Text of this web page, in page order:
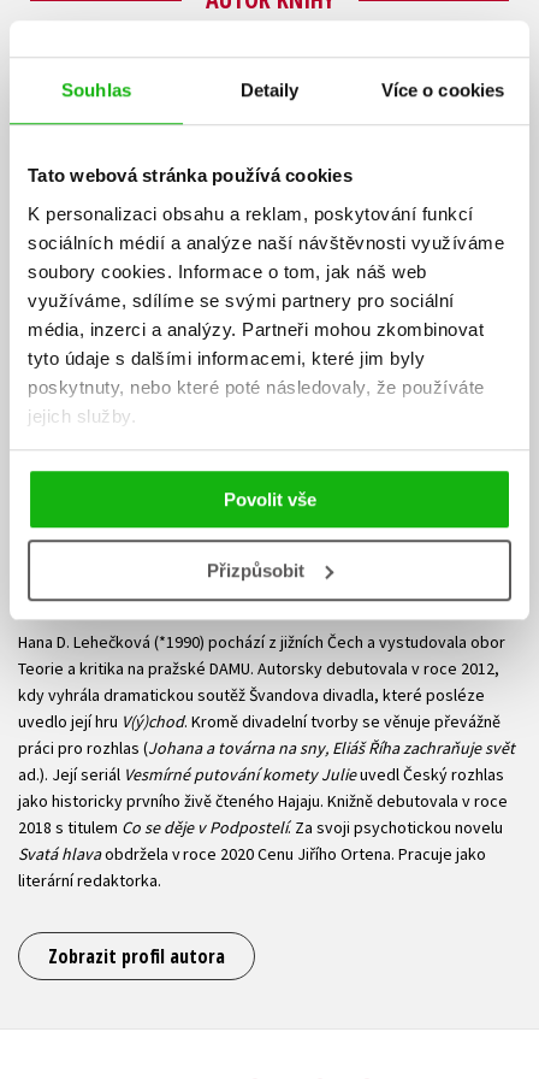
Souhlas Detaily Více o cookies
Tato webová stránka používá cookies
K personalizaci obsahu a reklam, poskytování funkcí
sociálních médií a analýze naší návštěvnosti využíváme
soubory cookies. Informace o tom, jak náš web
využíváme, sdílíme se svými partnery pro sociální
média, inzerci a analýzy. Partneři mohou zkombinovat
tyto údaje s dalšími informacemi, které jim byly
poskytnuty, nebo které poté následovaly, že používáte
jejich služby.
Povolit vše
Přizpůsobit
Hana D. Lehečková (*1990) pochází z jižních Čech a vystudovala obor
Teorie a kritika na pražské DAMU. Autorsky debutovala v roce 2012,
kdy vyhrála dramatickou soutěž Švandova divadla, které posléze
uvedlo její hru V(ý)chod. Kromě divadelní tvorby se věnuje převážně
práci pro rozhlas (Johana a továrna na sny, Eliáš Říha zachraňuje svět
ad.). Její seriál Vesmírné putování komety Julieuvedl Český rozhlas
jako historicky prvního živě čteného Hajaju. Knižně debutovala v roce
2018 s titulem Co se děje v Podpostelí. Za svoji psychotickou novelu
Svatá hlavaobdržela v roce 2020 Cenu Jiřího Ortena. Pracuje jako
literární redaktorka.
Zobrazit profil autora